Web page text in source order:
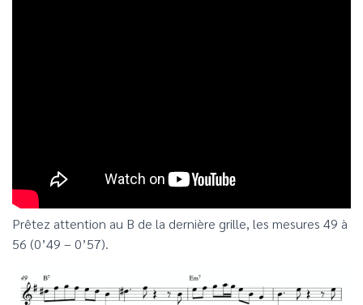
Prêtez attention au B de la dernière grille, les mesures 49 à
56 (0’49 – 0’57).